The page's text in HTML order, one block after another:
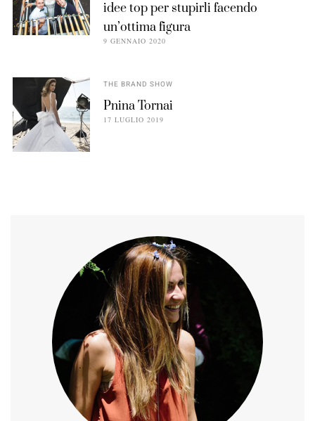
idee top per stupirli facendo
un’ottima figura
9 GENNAIO 2020
THE BRAND SHOW
Pnina Tornai
17 LUGLIO 2019